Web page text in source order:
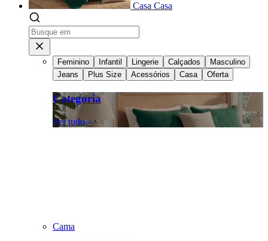
Casa Casa
Feminino Infantil Lingerie Calçados
Masculino
Jeans
Plus Size Acessórios Casa Oferta
Categoria
Ver tudo >
Cama